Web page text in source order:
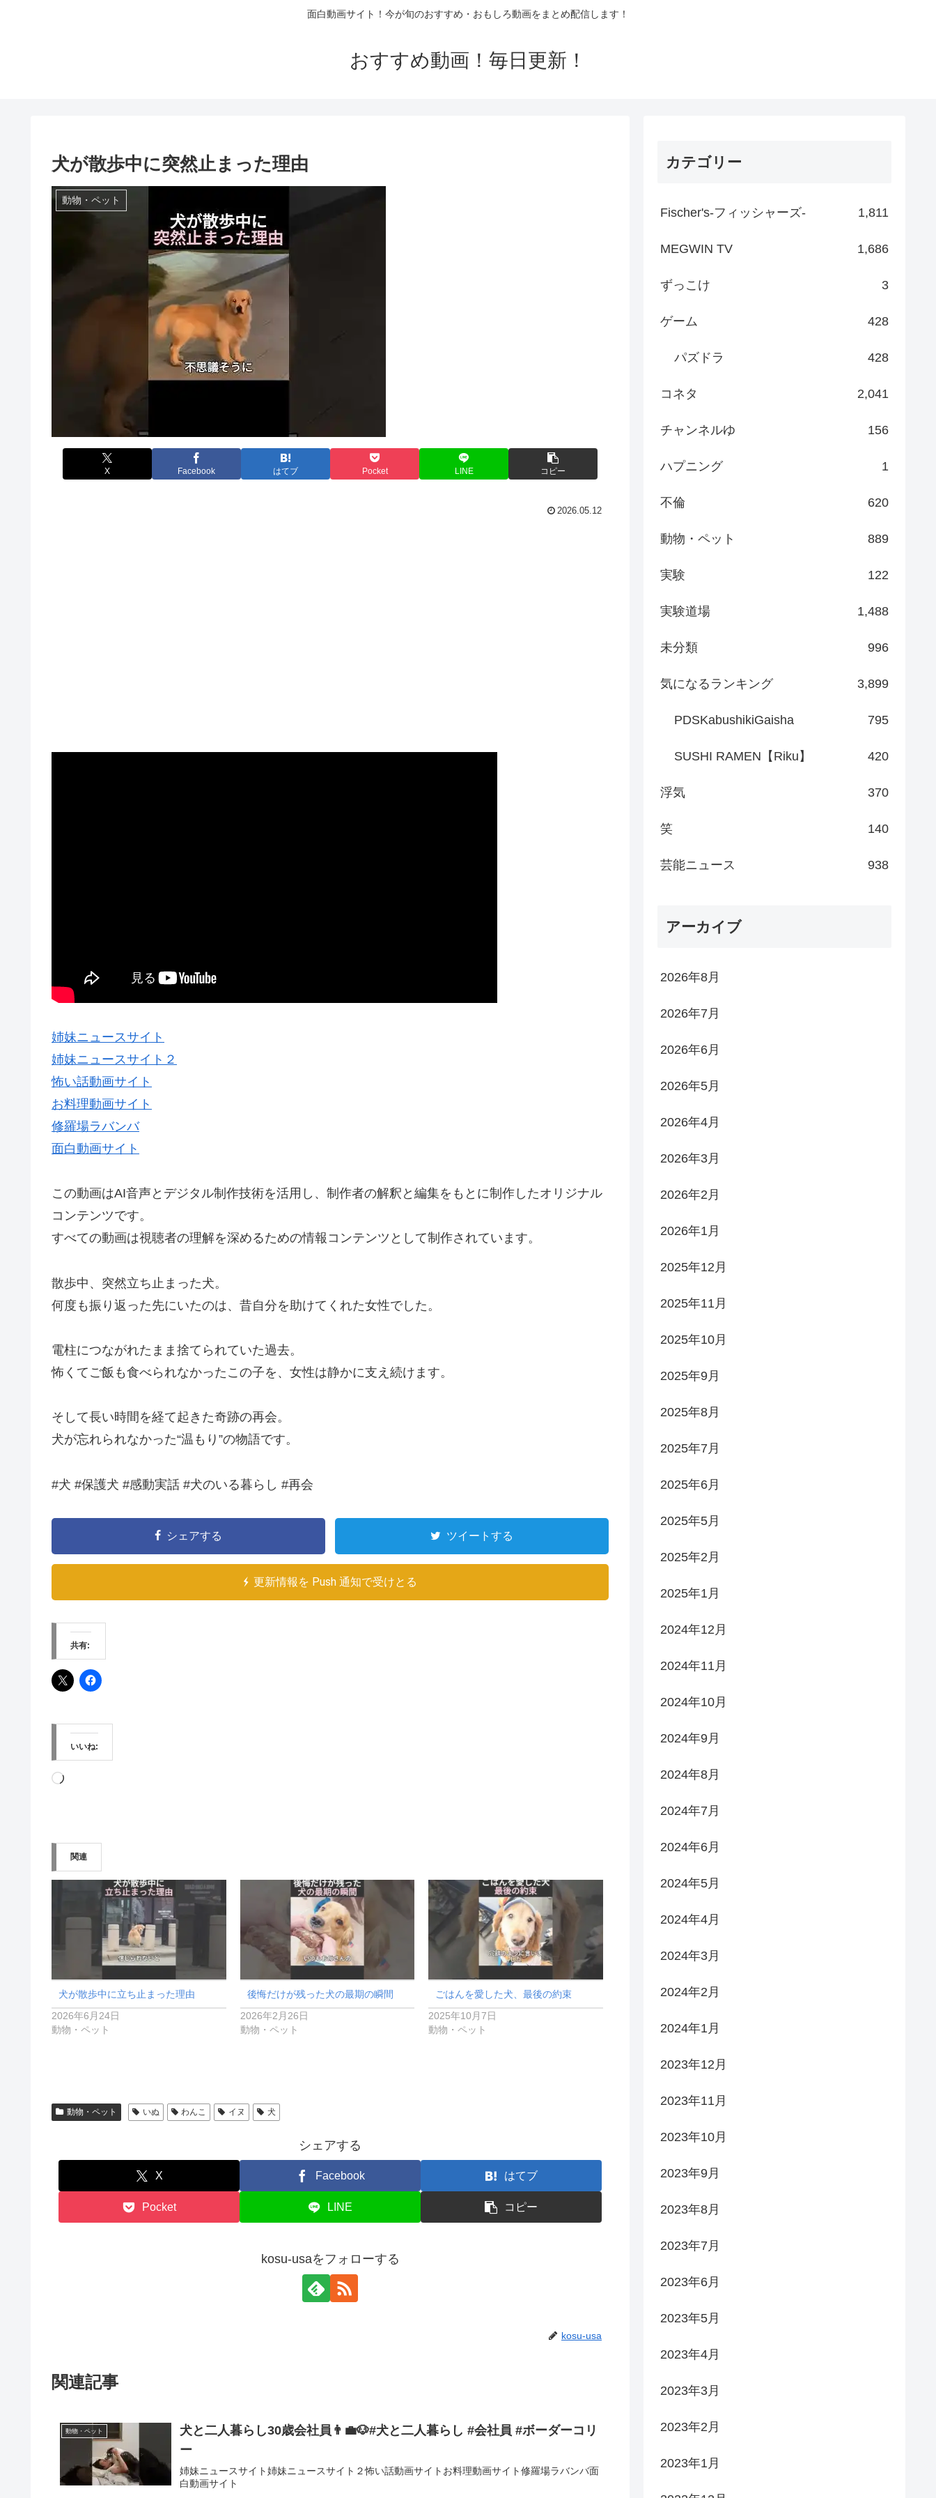
面白動画サイト！今が旬のおすすめ・おもしろ動画をまとめ配信します！
おすすめ動画！毎日更新！
犬が散歩中に突然止まった理由
動物・ペット
X Facebook はてブ Pocket LINE コピー
2026.05.12
姉妹ニュースサイト
姉妹ニュースサイト２
怖い話動画サイト
お料理動画サイト
修羅場ラバンバ
面白動画サイト
この動画はAI音声とデジタル制作技術を活用し、制作者の解釈と編集をもとに制作したオリジナル
コンテンツです。
すべての動画は視聴者の理解を深めるための情報コンテンツとして制作されています。
散歩中、突然立ち止まった犬。
何度も振り返った先にいたのは、昔自分を助けてくれた女性でした。
電柱につながれたまま捨てられていた過去。
怖くてご飯も食べられなかったこの子を、女性は静かに支え続けます。
そして長い時間を経て起きた奇跡の再会。
犬が忘れられなかった“温もり”の物語です。
#犬 #保護犬 #感動実話 #犬のいる暮らし #再会
シェアする ツイートする
更新情報を Push 通知で受けとる
共有:
いいね:
読
み
中…
関連
犬が散歩中に立ち止まった理由
2026年6月24日
動物・ペット
後悔だけが残った犬の最期の瞬間
2026年2月26日
動物・ペット
ごはんを愛した犬、最後の約束
2025年10月7日
動物・ペット
動物・ペット いぬ わんこ イヌ 犬
シェアする
X Facebook はてブ
Pocket LINE コピー
kosu-usaをフォローする
kosu-usa
関連記事
動物・ペット
犬と二人暮らし30歳会社員👨‍💼🐶#犬と二人暮らし #会社員 #ボーダーコリ
ー
姉妹ニュースサイト姉妹ニュースサイト２怖い話動画サイトお料理動画サイト修羅場ラバンバ面
白動画サイト
カテゴリー
Fischer's-フィッシャーズ- 1,811
MEGWIN TV 1,686
ずっこけ 3
ゲーム 428
パズドラ 428
コネタ 2,041
チャンネルゆ 156
ハプニング 1
不倫 620
動物・ペット 889
実験 122
実験道場 1,488
未分類 996
気になるランキング 3,899
PDSKabushikiGaisha 795
SUSHI RAMEN【Riku】 420
浮気 370
笑 140
芸能ニュース 938
アーカイブ
2026年8月
2026年7月
2026年6月
2026年5月
2026年4月
2026年3月
2026年2月
2026年1月
2025年12月
2025年11月
2025年10月
2025年9月
2025年8月
2025年7月
2025年6月
2025年5月
2025年2月
2025年1月
2024年12月
2024年11月
2024年10月
2024年9月
2024年8月
2024年7月
2024年6月
2024年5月
2024年4月
2024年3月
2024年2月
2024年1月
2023年12月
2023年11月
2023年10月
2023年9月
2023年8月
2023年7月
2023年6月
2023年5月
2023年4月
2023年3月
2023年2月
2023年1月